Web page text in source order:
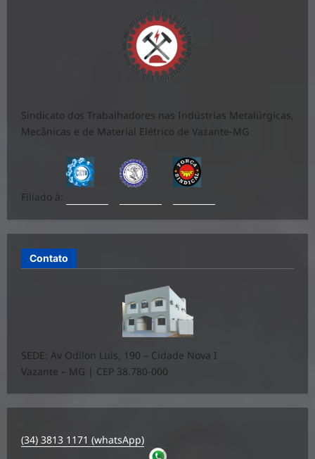
Sindicato dos Trabalhadores nas Indústrias Metalúrgicas,
Mecânicas e de Material Elétrico de Vazante-MG
Filiado à:
Contato
SEDE: Av Odilon Luis, 190 – Cidade Nova I
Vazante – MG | CEP 38.780-000
(34) 3813 1171 (whatsApp)